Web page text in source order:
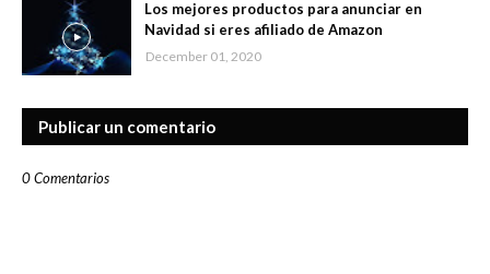
Los mejores productos para anunciar en
Navidad si eres afiliado de Amazon
December 01, 2020
Publicar un comentario
0 Comentarios